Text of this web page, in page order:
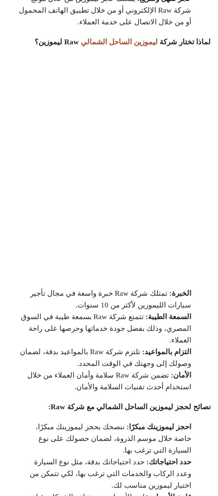
شركة Raw الإلكتروني أو من خلال تطبيق الهاتف المحمول
أو من خلال الاتصال على خدمة العملاء.
لماذا تختار شركة ليموزين الساحل الشمالي
الخبرة:
تمتلك شركة Raw خبرة واسعة في مجال تأجير
سيارات الليموزين لأكثر من 10 سنوات.
السمعة الطيبة:
تتمتع شركة Raw بسمعة طيبة في السوق
المصري، وذلك بفضل جودة خدماتها وحرصها على راحة
العملاء.
التزام بالمواعيد:
تلتزم شركة Raw بالمواعيد بدقة، لضمان
وصولك إلى وجهتك في الوقت المحدد.
الأمان:
تضمن شركة Raw سلامة وأمان العملاء من خلال
استخدام أحدث تقنيات السلامة والأمان.
نصائح لحجز ليموزين الساحل الشمالي مع شركة Raw:
احجز ليموزينك مبكرًا: ننصحك بحجز ليموزينك مبكرًا،
خاصة خلال موسم الذروة، لضمان حصولك على نوع
السيارة التي ترغب بها.
حدد احتياجاتك: حدد احتياجاتك بدقة، مثل نوع السيارة
وعدد الركاب والخدمات التي ترغب بها، لكي تتمكن من
اختيار ليموزين مناسب لك.